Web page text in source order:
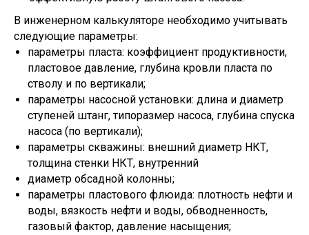
В инженерном калькуляторе необходимо учитывать
следующие параметры:
параметры пласта: коэффициент продуктивности,
пластовое давление, глубина кровли пласта по
cтволу и по вертикали;
параметры насосной установки: длина и диаметр
ступеней штанг, типоразмер насоса, глубина спуска
насоса (по вертикали);
параметры скважины: внешний диаметр НКТ,
толщина стенки НКТ, внутренний
диаметр обсадной колонны;
параметры пластового флюида: плотность нефти и
воды, вязкость нефти и воды, обводненность,
газовый фактор, давление насыщения;